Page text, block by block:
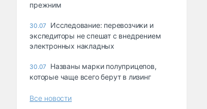
прежним
30.07
Исследование: перевозчики и
экспедиторы не спешат с внедрением
электронных накладных
30.07
Названы марки полуприцепов,
которые чаще всего берут в лизинг
Все новости